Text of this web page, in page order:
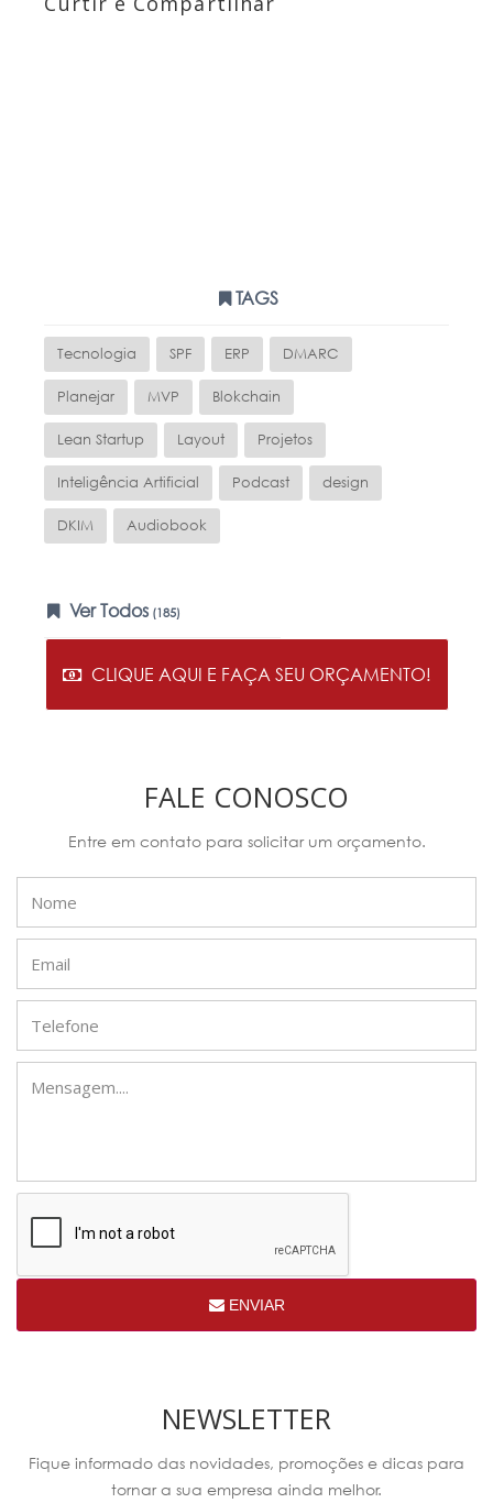
TAGS
Tecnologia SPF ERP DMARC
Planejar MVP Blokchain
Lean Startup Layout Projetos
Inteligência Artificial Podcast design
DKIM Audiobook
Ver Todos (185)
CLIQUE AQUI E FAÇA SEU ORÇAMENTO!
FALE CONOSCO
Entre em contato para solicitar um orçamento.
ENVIAR
NEWSLETTER
Fique informado das novidades, promoções e dicas para
tornar a sua empresa ainda melhor.